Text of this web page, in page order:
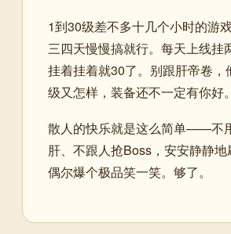
1到30级差不多十几个小时的游
三四天慢慢搞就行。每天上线挂
挂着挂着就30了。别跟肝帝卷，
级又怎样，装备还不一定有你好。
散人的快乐就是这么简单——不
肝、不跟人抢Boss，安安静静地
偶尔爆个极品笑一笑。够了。